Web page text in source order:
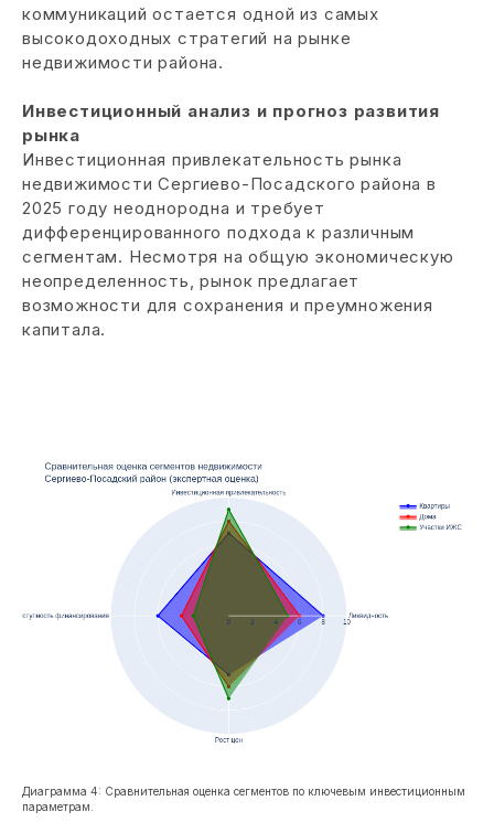
коммуникаций остается одной из самых
высокодоходных стратегий на рынке
недвижимости района.
Инвестиционный анализ и прогноз развития
рынка
Инвестиционная привлекательность рынка
недвижимости Сергиево-Посадского района в
2025 году неоднородна и требует
дифференцированного подхода к различным
сегментам. Несмотря на общую экономическую
неопределенность, рынок предлагает
возможности для сохранения и преумножения
капитала.
Диаграмма 4: Сравнительная оценка сегментов по ключевым инвестиционным
параметрам.